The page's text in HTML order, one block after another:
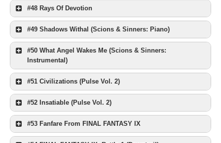
#48 Rays Of Devotion
#49 Shadows Withal (Scions & Sinners: Piano)
#50 What Angel Wakes Me (Scions & Sinners:
Instrumental)
#51 Civilizations (Pulse Vol. 2)
#52 Insatiable (Pulse Vol. 2)
#53 Fanfare From FINAL FANTASY IX